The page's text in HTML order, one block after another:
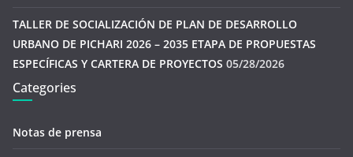
TALLER DE SOCIALIZACIÓN DE PLAN DE DESARROLLO
URBANO DE PICHARI 2026 – 2035 ETAPA DE PROPUESTAS
ESPECÍFICAS Y CARTERA DE PROYECTOS 05/28/2026
Categories
Notas de prensa